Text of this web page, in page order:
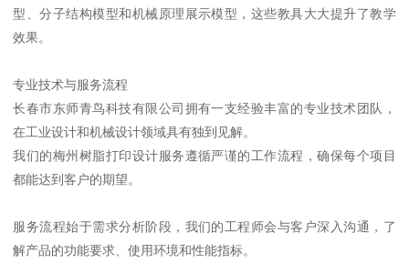
型、分子结构模型和机械原理展示模型，这些教具大大提升了教学
效果。
专业技术与服务流程
长春市东师青鸟科技有限公司拥有一支经验丰富的专业技术团队，
在工业设计和机械设计领域具有独到见解。
我们的梅州树脂打印设计服务遵循严谨的工作流程，确保每个项目
都能达到客户的期望。
服务流程始于需求分析阶段，我们的工程师会与客户深入沟通，了
解产品的功能要求、使用环境和性能指标。